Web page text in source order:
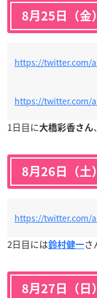
8月25日（金）
https://twitter.com/
https://twitter.com/
1日目に大橋彩香さん、
8月26日（土）
https://twitter.com/
2日目には鈴村健一さ
8月27日（日）